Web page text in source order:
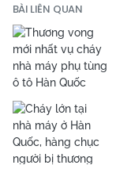
BÀI LIÊN QUAN